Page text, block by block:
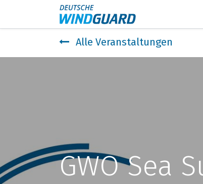
Alle Veranstaltungen
GWO Sea